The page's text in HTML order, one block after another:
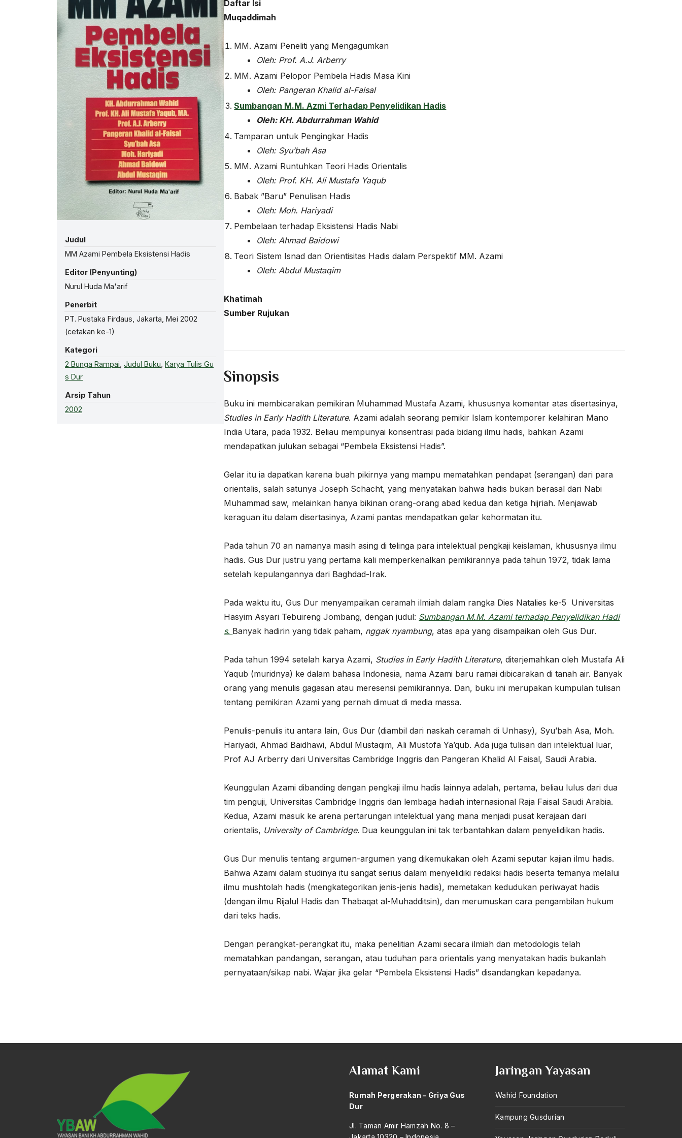
Judul
MM Azami Pembela Eksistensi Hadis
Editor (Penyunting)
Nurul Huda Ma'arif
Penerbit
PT. Pustaka Firdaus, Jakarta, Mei 2002
(cetakan ke-1)
Kategori
2 Bunga Rampai Judul Buku Karya Tulis Gu
s Dur
Arsip Tahun
2002
Daftar Isi
Muqaddimah
MM. Azami Peneliti yang Mengagumkan
Oleh: Prof. A.J. Arberry
MM. Azami Pelopor Pembela Hadis Masa Kini
Oleh: Pangeran Khalid al-Faisal
Sumbangan M.M. Azmi Terhadap Penyelidikan Hadis
Oleh: KH. Abdurrahman Wahid
Tamparan untuk Pengingkar Hadis
Oleh: Syu’bah Asa
MM. Azami Runtuhkan Teori Hadis Orientalis
Oleh: Prof. KH. Ali Mustafa Yaqub
Babak ”Baru” Penulisan Hadis
Oleh: Moh. Hariyadi
Pembelaan terhadap Eksistensi Hadis Nabi
Oleh: Ahmad Baidowi
Teori Sistem Isnad dan Orientisitas Hadis dalam Perspektif MM. Azami
Oleh: Abdul Mustaqim
Khatimah
Sumber Rujukan
Sinopsis
Buku ini membicarakan pemikiran Muhammad Mustafa Azami, khususnya komentar atas disertasinya,
Studies in Early Hadith Literature. Azami adalah seorang pemikir Islam kontemporer kelahiran Mano
India Utara, pada 1932. Beliau mempunyai konsentrasi pada bidang ilmu hadis, bahkan Azami
mendapatkan julukan sebagai “Pembela Eksistensi Hadis”.
Gelar itu ia dapatkan karena buah pikirnya yang mampu mematahkan pendapat (serangan) dari para
orientalis, salah satunya Joseph Schacht, yang menyatakan bahwa hadis bukan berasal dari Nabi
Muhammad saw, melainkan hanya bikinan orang-orang abad kedua dan ketiga hijriah. Menjawab
keraguan itu dalam disertasinya, Azami pantas mendapatkan gelar kehormatan itu.
Pada tahun 70 an namanya masih asing di telinga para intelektual pengkaji keislaman, khususnya ilmu
hadis. Gus Dur justru yang pertama kali memperkenalkan pemikirannya pada tahun 1972, tidak lama
setelah kepulangannya dari Baghdad-Irak.
Pada waktu itu, Gus Dur menyampaikan ceramah ilmiah dalam rangka Dies Natalies ke-5 Universitas
Hasyim Asyari Tebuireng Jombang, dengan judul: Sumbangan M.M. Azami terhadap Penyelidikan Hadi
s. Banyak hadirin yang tidak paham, nggak nyambung, atas apa yang disampaikan oleh Gus Dur.
Pada tahun 1994 setelah karya Azami, Studies in Early Hadith Literature, diterjemahkan oleh Mustafa Ali
Yaqub (muridnya) ke dalam bahasa Indonesia, nama Azami baru ramai dibicarakan di tanah air. Banyak
orang yang menulis gagasan atau meresensi pemikirannya. Dan, buku ini merupakan kumpulan tulisan
tentang pemikiran Azami yang pernah dimuat di media massa.
Penulis-penulis itu antara lain, Gus Dur (diambil dari naskah ceramah di Unhasy), Syu’bah Asa, Moh.
Hariyadi, Ahmad Baidhawi, Abdul Mustaqim, Ali Mustofa Ya’qub. Ada juga tulisan dari intelektual luar,
Prof AJ Arberry dari Universitas Cambridge Inggris dan Pangeran Khalid Al Faisal, Saudi Arabia.
Keunggulan Azami dibanding dengan pengkaji ilmu hadis lainnya adalah, pertama, beliau lulus dari dua
tim penguji, Universitas Cambridge Inggris dan lembaga hadiah internasional Raja Faisal Saudi Arabia.
Kedua, Azami masuk ke arena pertarungan intelektual yang mana menjadi pusat kerajaan dari
orientalis, University of Cambridge. Dua keunggulan ini tak terbantahkan dalam penyelidikan hadis.
Gus Dur menulis tentang argumen-argumen yang dikemukakan oleh Azami seputar kajian ilmu hadis.
Bahwa Azami dalam studinya itu sangat serius dalam menyelidiki redaksi hadis beserta temanya melalui
ilmu mushtolah hadis (mengkategorikan jenis-jenis hadis), memetakan kedudukan periwayat hadis
(dengan ilmu Rijalul Hadis dan Thabaqat al-Muhadditsin), dan merumuskan cara pengambilan hukum
dari teks hadis.
Dengan perangkat-perangkat itu, maka penelitian Azami secara ilmiah dan metodologis telah
mematahkan pandangan, serangan, atau tuduhan para orientalis yang menyatakan hadis bukanlah
pernyataan/sikap nabi. Wajar jika gelar “Pembela Eksistensi Hadis” disandangkan kepadanya.
Alamat Kami
Rumah Pergerakan – Griya Gus
Dur
Jl. Taman Amir Hamzah No. 8 –
Jaringan Yayasan
Wahid Foundation
Kampung Gusdurian